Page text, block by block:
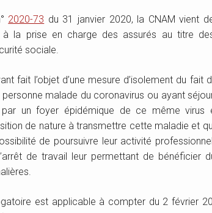
2020-73 du 31 janvier 2020, la CNAM vient
à la prise en charge des assurés au titre
sociale.
fait l’objet d’une mesure d’isolement du fait
malade du coronavirus ou ayant
un foyer épidémique de ce même virus
de nature à transmettre cette maladie et
de poursuivre leur activité
de travail leur permettant de bénéficier
est applicable à compter du 2 février